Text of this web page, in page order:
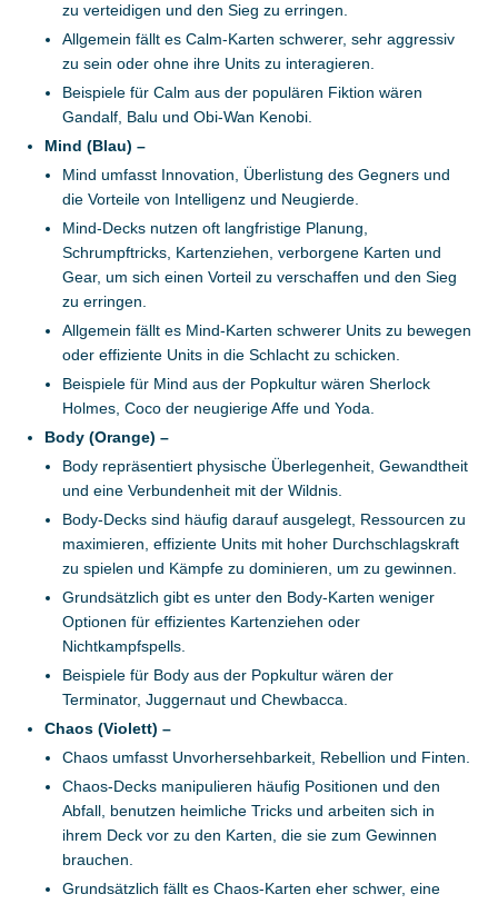
zu verteidigen und den Sieg zu erringen.
Allgemein fällt es Calm-Karten schwerer, sehr aggressiv
zu sein oder ohne ihre Units zu interagieren.
Beispiele für Calm aus der populären Fiktion wären
Gandalf, Balu und Obi-Wan Kenobi.
Mind (Blau) –
Mind umfasst Innovation, Überlistung des Gegners und
die Vorteile von Intelligenz und Neugierde.
Mind-Decks nutzen oft langfristige Planung,
Schrumpftricks, Kartenziehen, verborgene Karten und
Gear, um sich einen Vorteil zu verschaffen und den Sieg
zu erringen.
Allgemein fällt es Mind-Karten schwerer Units zu bewegen
oder effiziente Units in die Schlacht zu schicken.
Beispiele für Mind aus der Popkultur wären Sherlock
Holmes, Coco der neugierige Affe und Yoda.
Body (Orange) –
Body repräsentiert physische Überlegenheit, Gewandtheit
und eine Verbundenheit mit der Wildnis.
Body-Decks sind häufig darauf ausgelegt, Ressourcen zu
maximieren, effiziente Units mit hoher Durchschlagskraft
zu spielen und Kämpfe zu dominieren, um zu gewinnen.
Grundsätzlich gibt es unter den Body-Karten weniger
Optionen für effizientes Kartenziehen oder
Nichtkampfspells.
Beispiele für Body aus der Popkultur wären der
Terminator, Juggernaut und Chewbacca.
Chaos (Violett) –
Chaos umfasst Unvorhersehbarkeit, Rebellion und Finten.
Chaos-Decks manipulieren häufig Positionen und den
Abfall, benutzen heimliche Tricks und arbeiten sich in
ihrem Deck vor zu den Karten, die sie zum Gewinnen
brauchen.
Grundsätzlich fällt es Chaos-Karten eher schwer, eine